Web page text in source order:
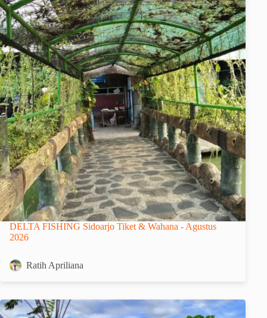
DELTA FISHING Sidoarjo Tiket & Wahana - Agustus
2026
Ratih Apriliana